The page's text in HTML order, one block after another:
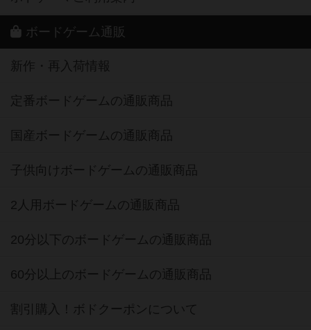
ボードゲーム通販
新作・再入荷情報
定番ボードゲームの通販商品
国産ボードゲームの通販商品
子供向けボードゲームの通販商品
2人用ボードゲームの通販商品
20分以下のボードゲームの通販商品
60分以上のボードゲームの通販商品
割引購入！ボドクーポンについて